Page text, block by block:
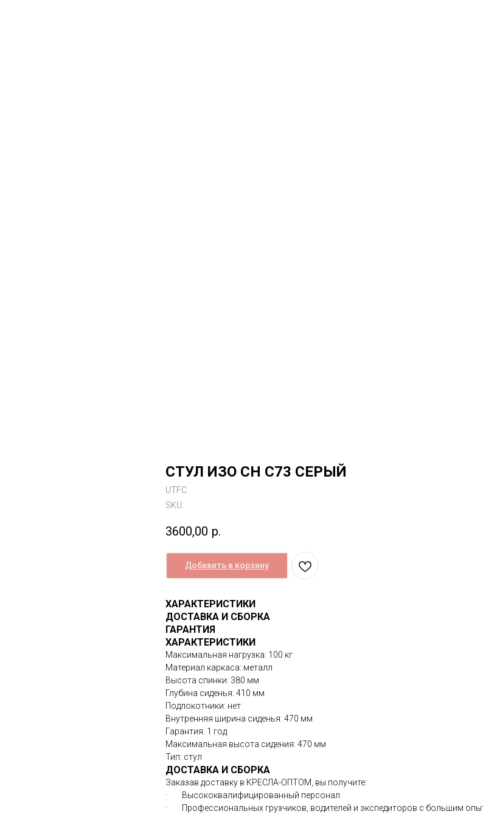
СТУЛ ИЗО CH C73 СЕРЫЙ
UTFC
SKU:
3600,00 р.
Добавить в корзину
ХАРАКТЕРИСТИКИ
ДОСТАВКА И СБОРКА
ГАРАНТИЯ
ХАРАКТЕРИСТИКИ
Максимальная нагрузка: 100 кг
Материал каркаса: металл
Высота спинки: 380 мм
Глубина сиденья: 410 мм
Подлокотники: нет
Внутренняя ширина сиденья: 470 мм
Гарантия: 1 год
Максимальная высота сидения: 470 мм
Тип: стул
ДОСТАВКА И СБОРКА
Заказав доставку в КРЕСЛА-ОПТОМ, вы получите:
· Высококвалифицированный персонал
· Профессиональных грузчиков, водителей и экспедиторов с большим